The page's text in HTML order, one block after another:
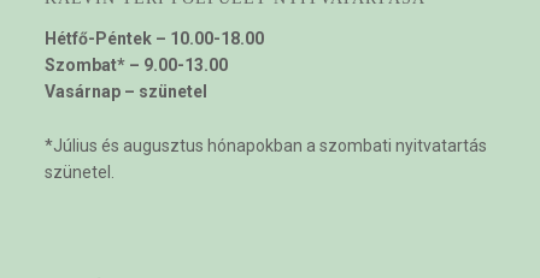
Hétfő-Péntek – 10.00-18.00
Szombat* – 9.00-13.00
Vasárnap – szünetel
*Július és augusztus hónapokban a szombati nyitvatartás
szünetel.